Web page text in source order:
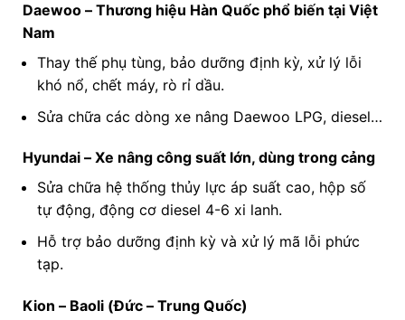
Daewoo – Thương hiệu Hàn Quốc phổ biến tại Việt
Nam
Thay thế phụ tùng, bảo dưỡng định kỳ, xử lý lỗi
khó nổ, chết máy, rò rỉ dầu.
Sửa chữa các dòng xe nâng Daewoo LPG, diesel…
Hyundai – Xe nâng công suất lớn, dùng trong cảng
Sửa chữa hệ thống thủy lực áp suất cao, hộp số
tự động, động cơ diesel 4-6 xi lanh.
Hỗ trợ bảo dưỡng định kỳ và xử lý mã lỗi phức
tạp.
Kion – Baoli (Đức – Trung Quốc)